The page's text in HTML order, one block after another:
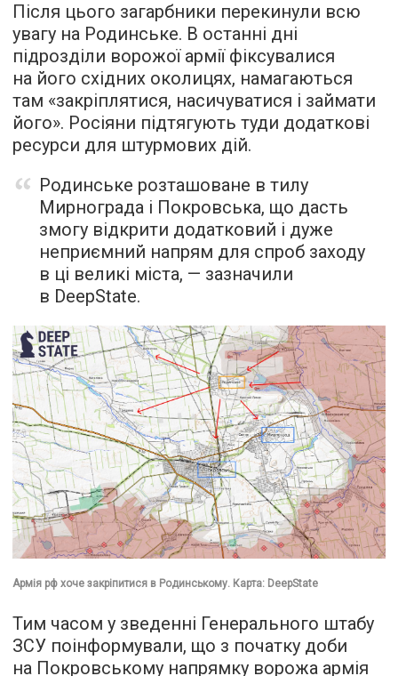
Після цього загарбники перекинули всю
увагу на Родинське. В останні дні
підрозділи ворожої армії фіксувалися
на його східних околицях, намагаються
там «закріплятися, насичуватися і займати
його». Росіяни підтягують туди додаткові
ресурси для штурмових дій.
Родинське розташоване в тилу
Мирнограда і Покровська, що дасть
змогу відкрити додатковий і дуже
неприємний напрям для спроб заходу
в ці великі міста, — зазначили
в DeepState.
Армія рф хоче закріпитися в Родинському. Карта: DeepState
Тим часом у зведенні Генерального штабу
ЗСУ поінформували, що з початку доби
на Покровському напрямку ворожа армія